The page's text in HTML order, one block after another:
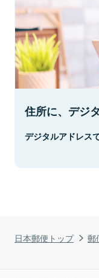
日本郵便トップ 郵
住所に、デジ
デジタルアドレス